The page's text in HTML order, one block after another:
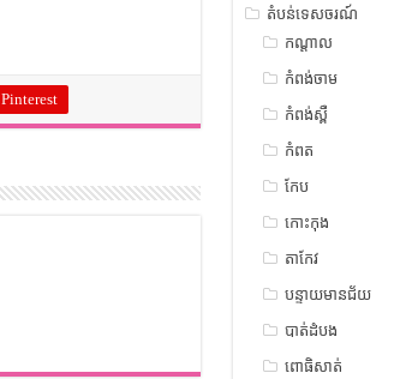
Pinterest
តំបន់ទេសចរណ៍
កណ្តាល
កំពង់ចាម
កំពង់ស្ពឺ
កំពត
កែប
កោះកុង
តាកែវ
បន្ទាយមានជ័យ
បាត់ដំបង
ពោធិសាត់